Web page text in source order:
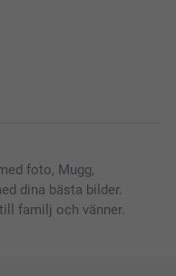
foto, Mugg,
dina bästa bilder.
familj och vänner.